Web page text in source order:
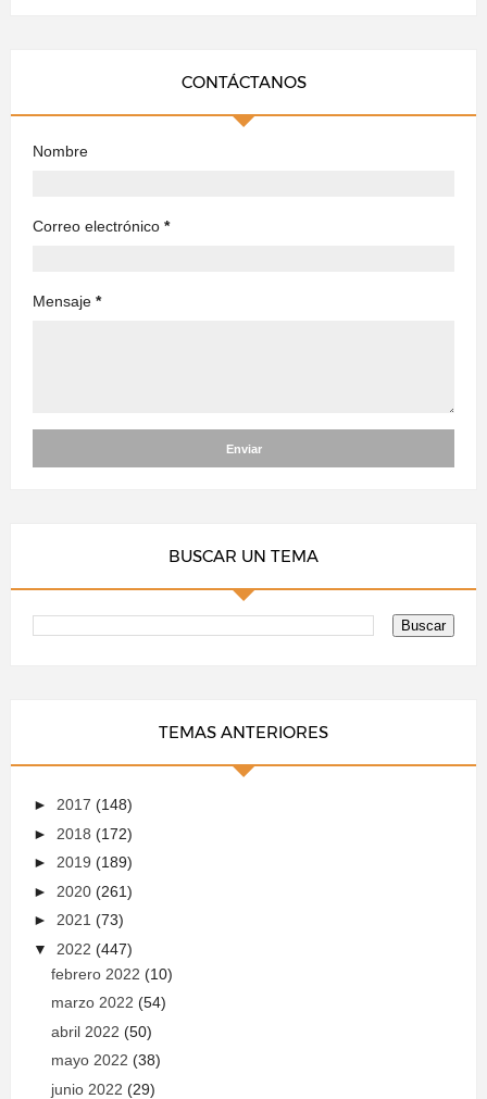
CONTÁCTANOS
Nombre
Correo electrónico *
Mensaje *
BUSCAR UN TEMA
TEMAS ANTERIORES
► 2017 (148)
► 2018 (172)
► 2019 (189)
► 2020 (261)
► 2021 (73)
▼ 2022 (447)
febrero 2022 (10)
marzo 2022 (54)
abril 2022 (50)
mayo 2022 (38)
junio 2022 (29)